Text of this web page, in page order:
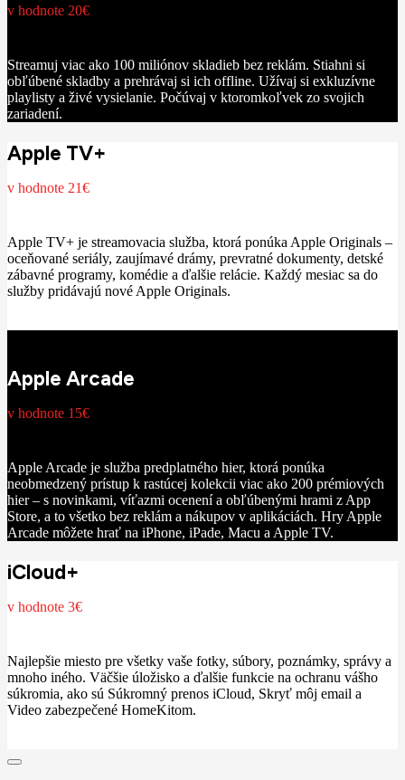
v hodnote 20€
Streamuj viac ako 100 miliónov skladieb bez reklám. Stiahni si
obľúbené skladby a prehrávaj si ich offline. Užívaj si exkluzívne
playlisty a živé vysielanie. Počúvaj v ktoromkoľvek zo svojich
zariadení.
Apple TV+
v hodnote 21€
Apple TV+ je streamovacia služba, ktorá ponúka Apple Originals –
oceňované seriály, zaujímavé drámy, prevratné dokumenty, detské
zábavné programy, komédie a ďalšie relácie. Každý mesiac sa do
služby pridávajú nové Apple Originals.
Apple Arcade
v hodnote 15€
Apple Arcade je služba predplatného hier, ktorá ponúka
neobmedzený prístup k rastúcej kolekcii viac ako 200 prémiových
hier – s novinkami, víťazmi ocenení a obľúbenými hrami z App
Store, a to všetko bez reklám a nákupov v aplikáciách. Hry Apple
Arcade môžete hrať na iPhone, iPade, Macu a Apple TV.
iCloud+
v hodnote 3€
Najlepšie miesto pre všetky vaše fotky, súbory, poznámky, správy a
mnoho iného. Väčšie úložisko a ďalšie funkcie na ochranu vášho
súkromia, ako sú Súkromný prenos iCloud, Skryť môj email a
Video zabezpečené HomeKitom.